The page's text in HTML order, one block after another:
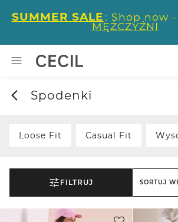
SUMMER SALE : Shop now -
MĘŻCZYŹNI
Spodenki
Loose Fit Casual Fit
FILTRUJ SORTUJ